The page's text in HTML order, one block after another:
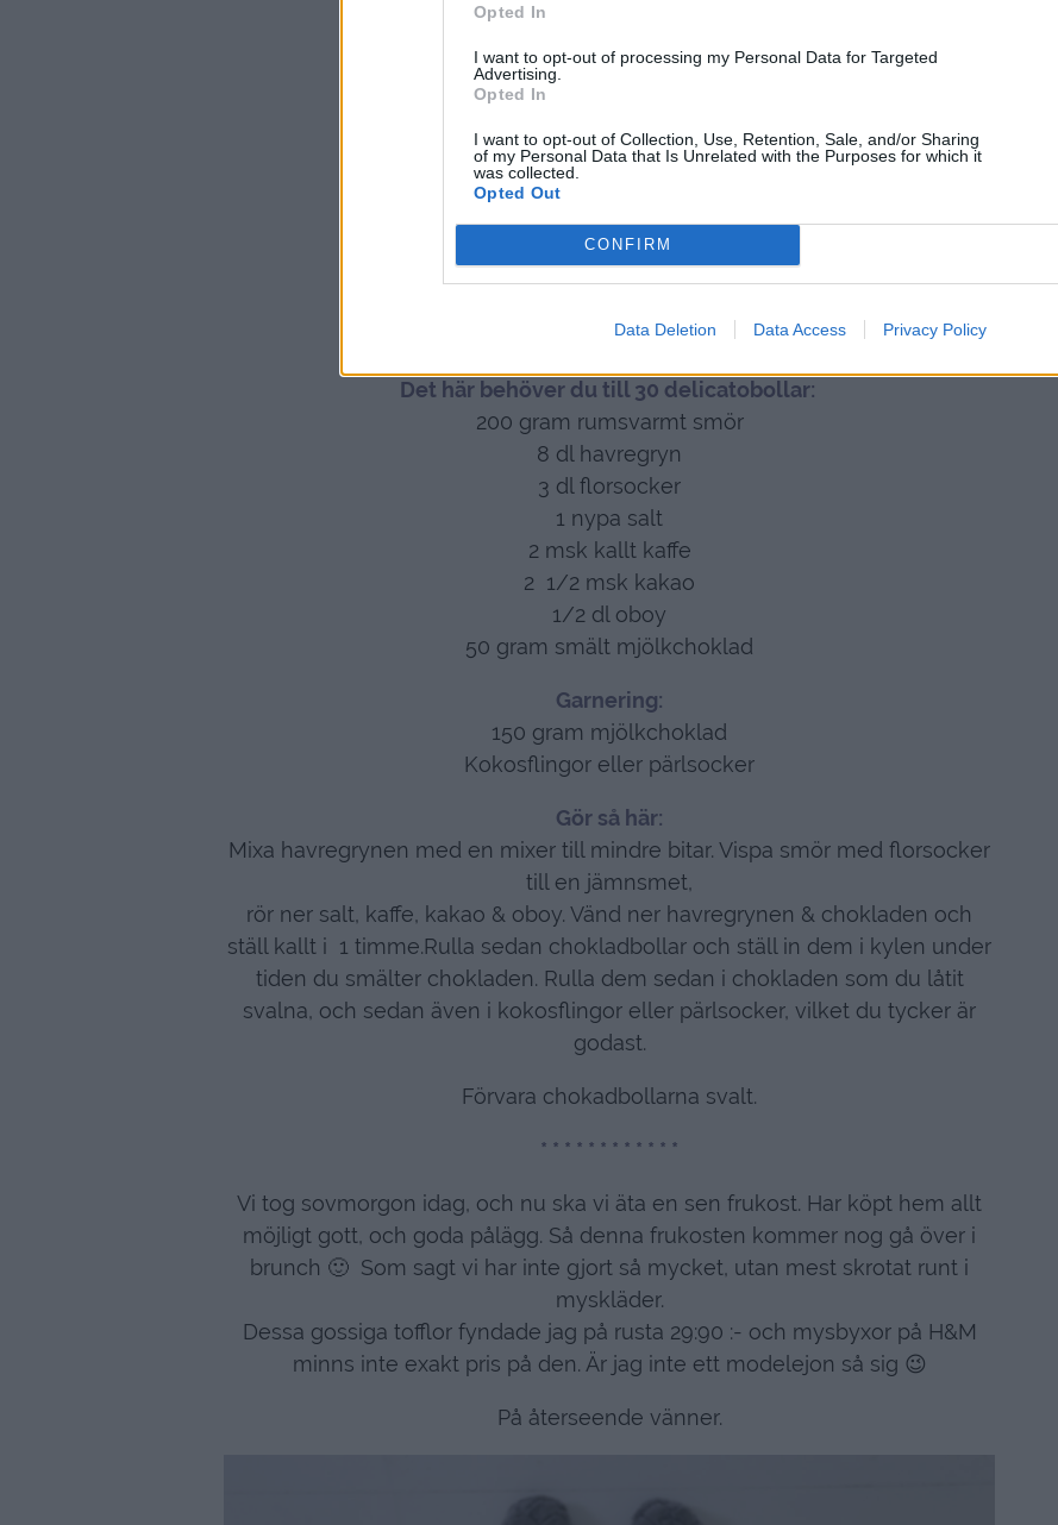
Opted In
I want to opt-out of processing my Personal Data for Targeted
Advertising.
Opted In
I want to opt-out of Collection, Use, Retention, Sale, and/or Sharing
of my Personal Data that Is Unrelated with the Purposes for which it
was collected.
Opted Out
CONFIRM
Data Deletion Data Access Privacy Policy
Det här behöver du till 30 delicatobollar:
200 gram rumsvarmt smör
8 dl havregryn
3 dl florsocker
1 nypa salt
2 msk kallt kaffe
2 1/2 msk kakao
1/2 dl oboy
50 gram smält mjölkchoklad
Garnering:
150 gram mjölkchoklad
Kokosflingor eller pärlsocker
Gör så här:
Mixa havregrynen med en mixer till mindre bitar. Vispa smör med florsocker
till en jämnsmet,
rör ner salt, kaffe, kakao & oboy. Vänd ner havregrynen & chokladen och
ställ kallt i 1 timme.Rulla sedan chokladbollar och ställ in dem i kylen under
tiden du smälter chokladen. Rulla dem sedan i chokladen som du låtit
svalna, och sedan även i kokosflingor eller pärlsocker, vilket du tycker är
godast.
Förvara chokadbollarna svalt.
* * * * * * * * * * * *
Vi tog sovmorgon idag, och nu ska vi äta en sen frukost. Har köpt hem allt
möjligt gott, och goda pålägg. Så denna frukosten kommer nog gå över i
brunch 🙂 Som sagt vi har inte gjort så mycket, utan mest skrotat runt i
myskläder.
Dessa gossiga tofflor fyndade jag på rusta 29:90 :- och mysbyxor på H&M
minns inte exakt pris på den. Är jag inte ett modelejon så sig 😉
På återseende vänner.